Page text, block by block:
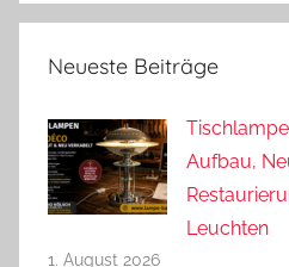
Neueste Beiträge
Aufbau,
Leuchten
1. August 2026